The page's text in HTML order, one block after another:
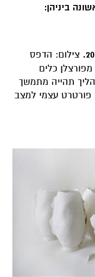
ביניהן:
צילום: הדפס
כלים
תהייה מתמשך
פורטרט עצמי למצב